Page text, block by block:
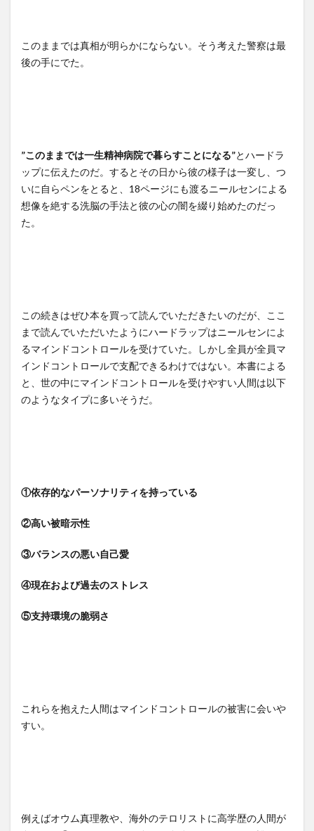
このままでは真相が明らかにならない。そう考えた警察は最
後の手にでた。
”このままでは一生精神病院で暮らすことになる”とハードラ
ップに伝えたのだ。するとその日から彼の様子は一変し、つ
いに自らペンをとると、18ページにも渡るニールセンによる
想像を絶する洗脳の手法と彼の心の闇を綴り始めたのだっ
た。
この続きはぜひ本を買って読んでいただきたいのだが、ここ
まで読んでいただいたようにハードラップはニールセンによ
るマインドコントロールを受けていた。しかし全員が全員マ
インドコントロールで支配できるわけではない。本書による
と、世の中にマインドコントロールを受けやすい人間は以下
のようなタイプに多いそうだ。
①依存的なパーソナリティを持っている
②高い被暗示性
③バランスの悪い自己愛
④現在および過去のストレス
⑤支持環境の脆弱さ
これらを抱えた人間はマインドコントロールの被害に会いや
すい。
例えばオウム真理教や、海外のテロリストに高学歴の人間が